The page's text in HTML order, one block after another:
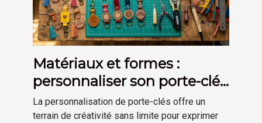
Matériaux et formes :
personnaliser son porte-clés
selon son goût
La personnalisation de porte-clés offre un
terrain de créativité sans limite pour exprimer